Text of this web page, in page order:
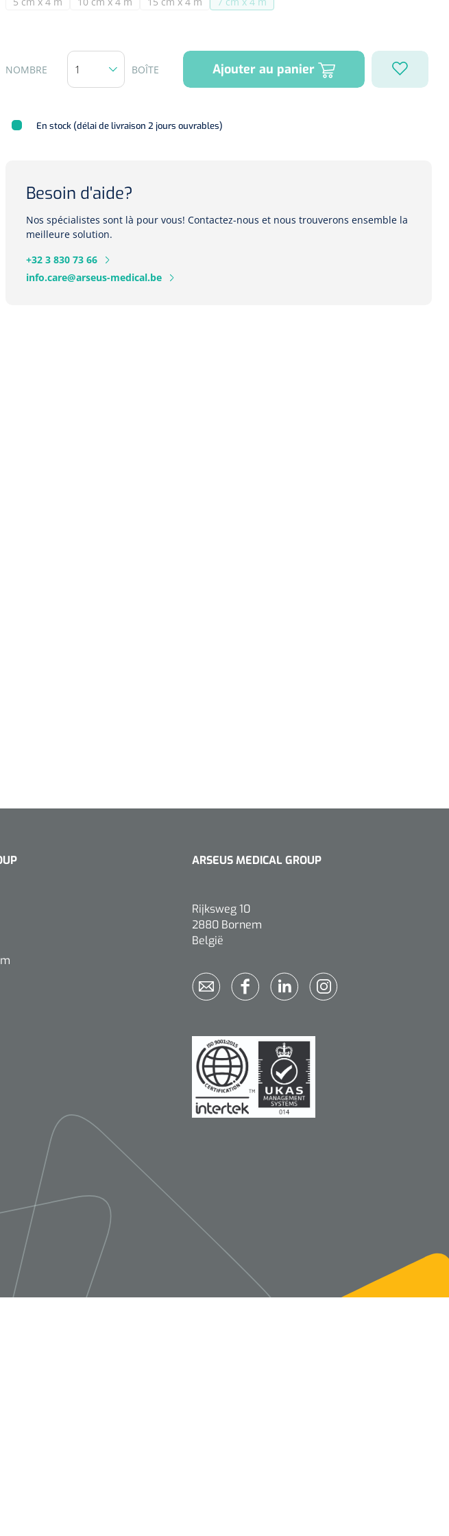
(Deze optie is momenteel niet beschikbaar.)
(Deze optie is momenteel niet beschikbaar.)
(Deze optie is momenteel niet beschikbaar.)
(Deze optie is momenteel niet beschikbaar.)
NOMBRE BOÎTE Ajouter au panier
En stock (délai de livraison 2 jours ouvrables)
Besoin d'aide?
Nos spécialistes sont là pour vous! Contactez-nous et nous trouverons ensemble la
meilleure solution.
+32 3 830 73 66
info.care@arseus-medical.be
ARSEUS MEDICAL GROUP
Rijksweg 10
2880 Bornem
België